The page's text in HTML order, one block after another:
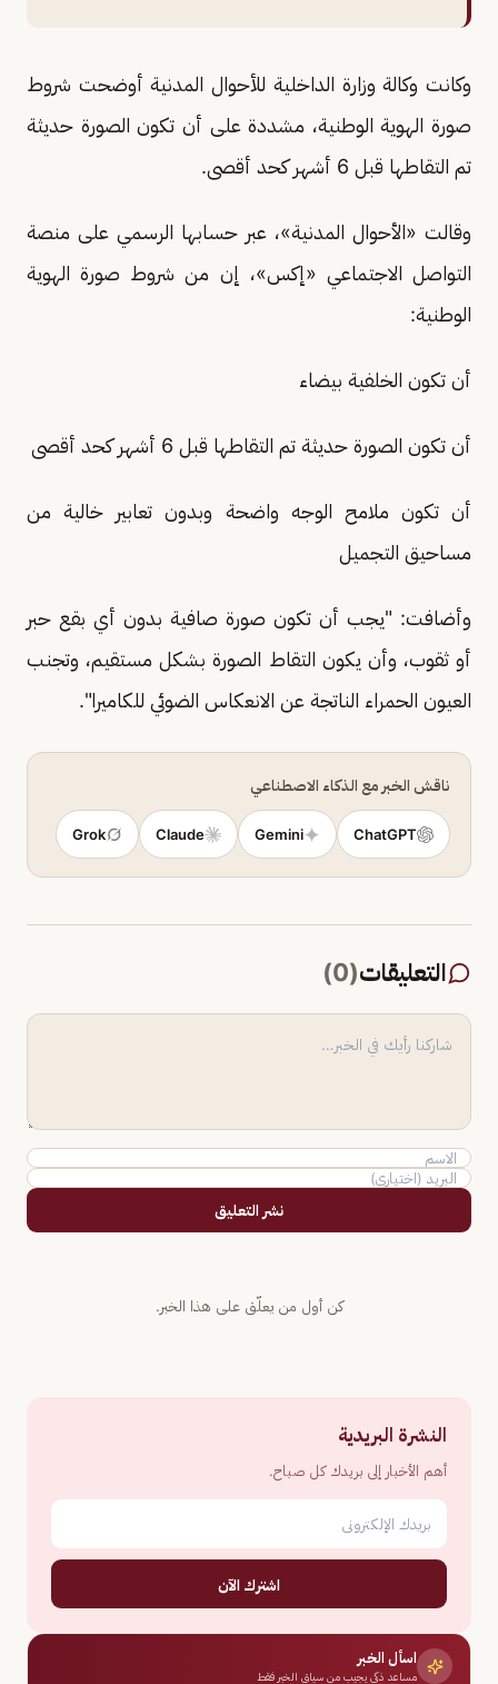
وكانت وكالة وزارة الداخلية للأحوال المدنية أوضحت شروط
صورة الهوية الوطنية، مشددة على أن تكون الصورة حديثة
تم التقاطها قبل 6 أشهر كحد أقصى.
وقالت «الأحوال المدنية»، عبر حسابها الرسمي على منصة
التواصل الاجتماعي «إكس»، إن من شروط صورة الهوية
الوطنية:
أن تكون الخلفية بيضاء
أن تكون الصورة حديثة تم التقاطها قبل 6 أشهر كحد أقصى
أن تكون ملامح الوجه واضحة وبدون تعابير خالية من
مساحيق التجميل
وأضافت: "يجب أن تكون صورة صافية بدون أي بقع حبر
أو ثقوب، وأن يكون التقاط الصورة بشكل مستقيم، وتجنب
العيون الحمراء الناتجة عن الانعكاس الضوئي للكاميرا".
ناقش الخبر مع الذكاء الاصطناعي
ChatGPT
Gemini
Claude
Grok
التعليقات(
0
)
نشر التعليق
كن أول من يعلّق على هذا الخبر.
النشرة البريدية
أهم الأخبار إلى بريدك كل صباح.
اشترك الآن
اسأل الخبر
مساعد ذكي يجيب من سياق الخبر فقط